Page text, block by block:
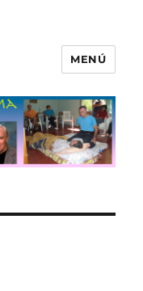
MENÚ